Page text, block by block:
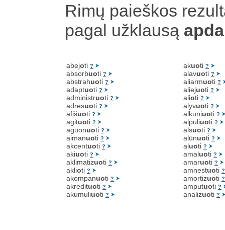
Rimų paieškos
pagal užklausą
abejoti ?
absorbuoti ?
abstrahuoti ?
adaptuoti ?
administruoti ?
adresuoti ?
afišuoti ?
agituoti ?
aguonuoti ?
aimanuoti ?
akcentuoti ?
akiuoti ?
aklimatizuoti ?
aklioti ?
akompanuoti ?
akredituoti ?
akumuliuoti ?
akuoti ?
alavuoti ?
aliarmuoti ?
aliejuoti ?
alioti ?
alyvuoti ?
alkūniuoti ?
alpuliuoti ?
alsuoti ?
alūnuoti ?
aluoti ?
amaluoti ?
amaruoti ?
amnestuoti ?
amortizuoti ?
amputuoti ?
analizuoti ?